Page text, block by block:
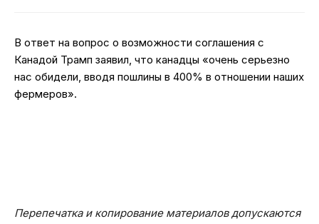
В ответ на вопрос о возможности соглашения с
Канадой Трамп заявил, что канадцы «очень серьезно
нас обидели, вводя пошлины в 400% в отношении наших
фермеров».
Перепечатка и копирование материалов допускаются